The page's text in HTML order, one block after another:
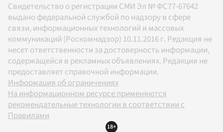
Свидетельство о регистрации СМИ Эл № ФС77-67642
выдано федеральной службой по надзору в сфере
связи, информационных технологий и массовых
коммуникаций (Роскомнадзор) 10.11.2016 г. Редакция не
несет ответственности за достоверность информации,
содержащейся в рекламных объявлениях. Редакция не
предоставляет справочной информации.
Информация об ограничениях
На информационном ресурсе применяются
рекомендательные технологии в соответствии с
Правилами
18+